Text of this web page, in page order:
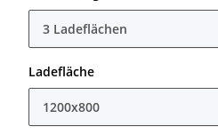
3 Ladeflächen
Ladefläche
1200x800